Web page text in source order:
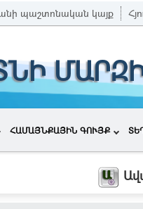
պաշտոնական կայք
ՀԱՄԱՅՆՔԱՅԻՆ ԳՈՒՅՔ